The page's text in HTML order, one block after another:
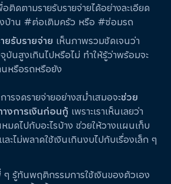
อติดตามรายรับรายจ่ายได้อย่างละเอียด
บ้าน #ต่อเติมครัว หรือ #ซ่อมรถ
ยรับรายจ่าย เห็นภาพรวมชัดเจนว่า
บันสูงเกินไปหรือไม่ ทำให้รู้ว่าพร้อมจะ
หรือรถหรือยัง
ารจดรายจ่ายอย่างสม่ำเสมอจะช่วย
งการเงินก่อนกู้ เพราะเราเห็นเลยว่า
มดไปกับอะไรบ้าง ช่วยให้วางแผนเก็บ
ะไม่พลาดใช้เงินเกินงบไปกับเรื่องเล็ก ๆ
รู้ทันพฤติกรรมการใช้เงินของตัวเอง